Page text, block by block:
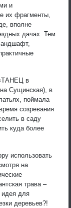
и
их фрагменты,
вполне
дачах. Тем
в
Сущинская), в
поймала
созревания
в саду
куда более
использовать
на
трава –
идея для
деревьев?!